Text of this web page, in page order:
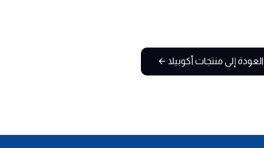
العودة إلى منتجات أكوبيلا